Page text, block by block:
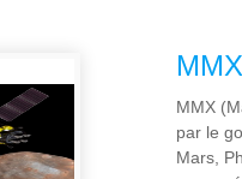
MMX
par le
Mars,